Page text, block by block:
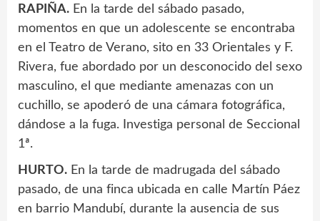
RAPIÑA. En la tarde del sábado pasado,
momentos en que un adolescente se encontraba
en el Teatro de Verano, sito en 33 Orientales y F.
Rivera, fue abordado por un desconocido del sexo
masculino, el que mediante amenazas con un
cuchillo, se apoderó de una cámara fotográfica,
dándose a la fuga. Investiga personal de Seccional
1ª.
HURTO. En la tarde de madrugada del sábado
pasado, de una finca ubicada en calle Martín Páez
en barrio Mandubí, durante la ausencia de sus